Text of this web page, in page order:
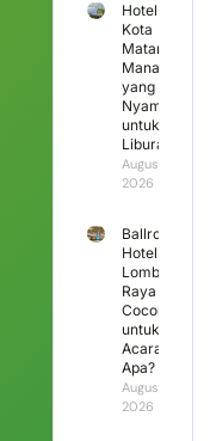
Hotel di
Kota
Mataram
Mana
yang
Nyaman
untuk
Liburan?
August 4,
2026
Ballroom
Hotel
Lombok
Raya
Cocok
untuk
Acara
Apa?
August 3,
2026